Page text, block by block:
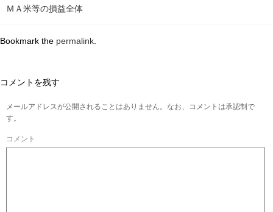
ＭＡ米等の損益全体
Bookmark the permalink
コメントを残す
メールアドレスが公開されることはありません。なお、コメントは承認制で
す。
コメント